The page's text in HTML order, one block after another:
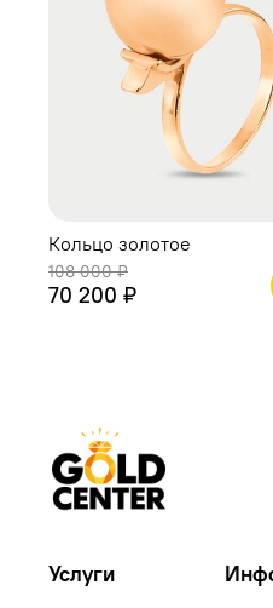
Кольцо золотое
108 000 ₽
70 200 ₽
Услуги